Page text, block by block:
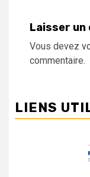
Laisser
Vous devez
commentaire.
LIENS